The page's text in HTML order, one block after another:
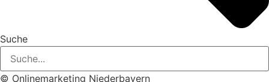
Suche
© Onlinemarketing Niederbayern